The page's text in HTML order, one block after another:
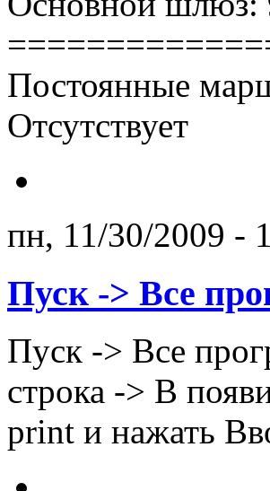
Постоянные
Отсутствует
пн, 11/30/2009 -
Пуск -> Все
Пуск -> Все
строка -> В
print и нажать